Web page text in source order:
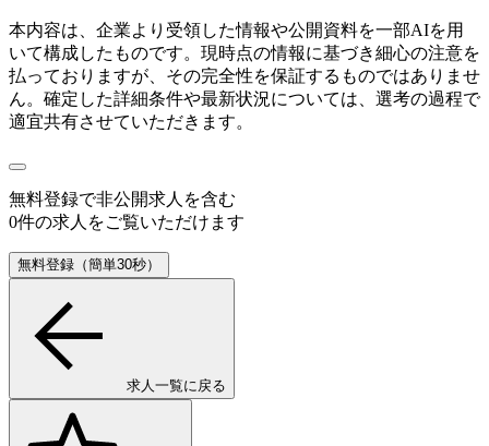
本内容は、企業より受領した情報や公開資料を一部AIを用
いて構成したものです。現時点の情報に基づき細心の注意を
払っておりますが、その完全性を保証するものではありませ
ん。確定した詳細条件や最新状況については、選考の過程で
適宜共有させていただきます。
無料登録で非公開求人 を含む
0件の求人をご覧いただけます
無料登録（簡単30秒）
求人一覧に戻る